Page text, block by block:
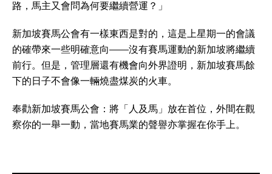
路，馬主又會問為何要繼續營運？」
新加坡賽馬公會有一樣東西是對的，這是上星期一的會議
的確帶來一些明確意向——沒有賽馬運動的新加坡將繼續
前行。但是，管理層還有機會向外界證明，新加坡賽馬餘
下的日子不會像一輛燒盡煤炭的火車。
奉勸新加坡賽馬公會：將「人及馬」放在首位，外間在觀
察你的一舉一動，當地賽馬業的聲譽亦掌握在你手上。